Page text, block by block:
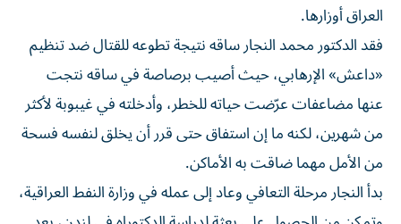
العراق أوزارها.
فقد الدكتور محمد النجار ساقه نتيجة تطوعه للقتال ضد تنظيم
«داعش» الإرهابي، حيث أصيب برصاصة في ساقه نتجت
عنها مضاعفات عرّضت حياته للخطر، وأدخلته في غيبوبة لأكثر
من شهرين، لكنه ما إن استفاق حتى قرر أن يخلق لنفسه فسحة
من الأمل مهما ضاقت به الأماكن.
بدأ النجار مرحلة التعافي وعاد إلى عمله في وزارة النفط العراقية،